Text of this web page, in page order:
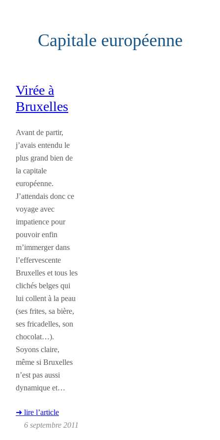
Capitale européenne
Virée à
Bruxelles
Avant de partir,
j’avais entendu le
plus grand bien de
la capitale
européenne.
J’attendais donc ce
voyage avec
impatience pour
pouvoir enfin
m’immerger dans
l’effervescente
Bruxelles et tous les
clichés belges qui
lui collent à la peau
(ses frites, sa bière,
ses fricadelles, son
chocolat…).
Soyons claire,
même si Bruxelles
n’est pas aussi
dynamique et…
➜ lire l’article
6 septembre 2011